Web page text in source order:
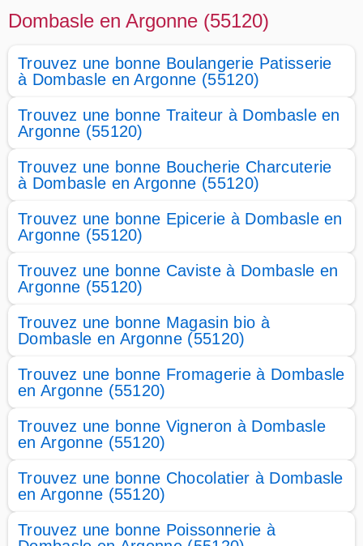
Dombasle en Argonne (55120)
Trouvez une bonne Boulangerie Patisserie
à Dombasle en Argonne (55120)
Trouvez une bonne Traiteur à Dombasle en
Argonne (55120)
Trouvez une bonne Boucherie Charcuterie
à Dombasle en Argonne (55120)
Trouvez une bonne Epicerie à Dombasle en
Argonne (55120)
Trouvez une bonne Caviste à Dombasle en
Argonne (55120)
Trouvez une bonne Magasin bio à
Dombasle en Argonne (55120)
Trouvez une bonne Fromagerie à Dombasle
en Argonne (55120)
Trouvez une bonne Vigneron à Dombasle
en Argonne (55120)
Trouvez une bonne Chocolatier à Dombasle
en Argonne (55120)
Trouvez une bonne Poissonnerie à